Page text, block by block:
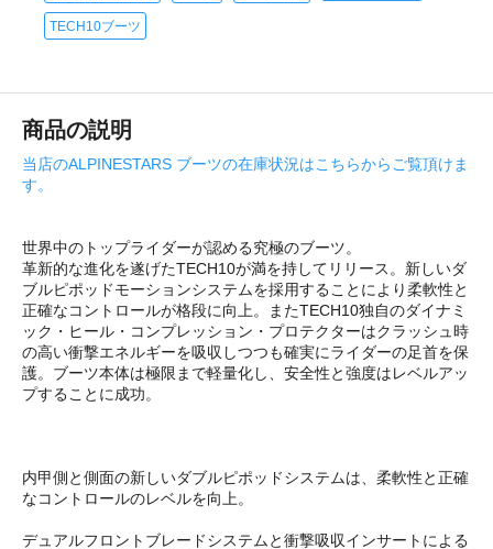
TECH10ブーツ
商品の説明
当店のALPINESTARS ブーツの在庫状況はこちらからご覧頂けま
す。
世界中のトップライダーが認める究極のブーツ。
革新的な進化を遂げたTECH10が満を持してリリース。新しいダ
ブルピポッドモーションシステムを採用することにより柔軟性と
正確なコントロールが格段に向上。またTECH10独自のダイナミ
ック・ヒール・コンプレッション・プロテクターはクラッシュ時
の高い衝撃エネルギーを吸収しつつも確実にライダーの足首を保
護。ブーツ本体は極限まで軽量化し、安全性と強度はレベルアッ
プすることに成功。
内甲側と側面の新しいダブルピポッドシステムは、柔軟性と正確
なコントロールのレベルを向上。
デュアルフロントブレードシステムと衝撃吸収インサートによる